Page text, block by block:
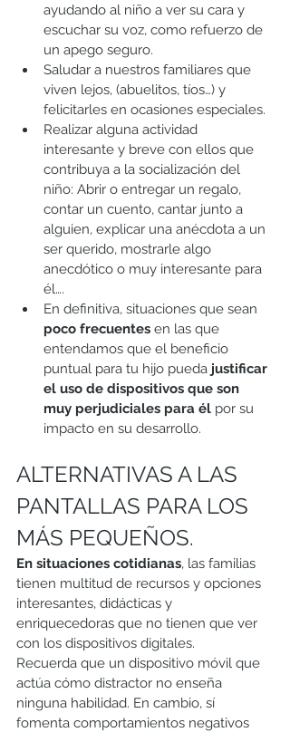
ayudando al niño a ver su cara y
escuchar su voz, como refuerzo de
un apego seguro.
Saludar a nuestros familiares que
viven lejos, (abuelitos, tíos…) y
felicitarles en ocasiones especiales.
Realizar alguna actividad
interesante y breve con ellos que
contribuya a la socialización del
niño: Abrir o entregar un regalo,
contar un cuento, cantar junto a
alguien, explicar una anécdota a un
ser querido, mostrarle algo
anecdótico o muy interesante para
él….
En definitiva, situaciones que sean
poco frecuentes en las que
entendamos que el beneficio
puntual para tu hijo pueda justificar
el uso de dispositivos que son
muy perjudiciales para él por su
impacto en su desarrollo.
ALTERNATIVAS A LAS
PANTALLAS PARA LOS
MÁS PEQUEÑOS.
En situaciones cotidianas, las familias
tienen multitud de recursos y opciones
interesantes, didácticas y
enriquecedoras que no tienen que ver
con los dispositivos digitales.
Recuerda que un dispositivo móvil que
actúa cómo distractor no enseña
ninguna habilidad. En cambio, sí
fomenta comportamientos negativos